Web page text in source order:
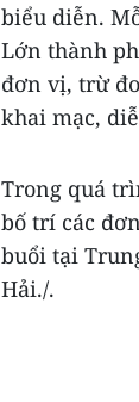
biểu diễn.
Lớn thành
đơn vị, trừ
khai mạc,
Trong quá
bố trí các
buổi tại
Hải./.